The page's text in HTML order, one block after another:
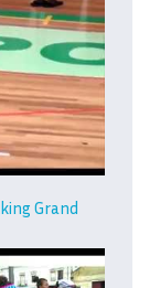
Grand